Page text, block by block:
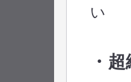
い
・